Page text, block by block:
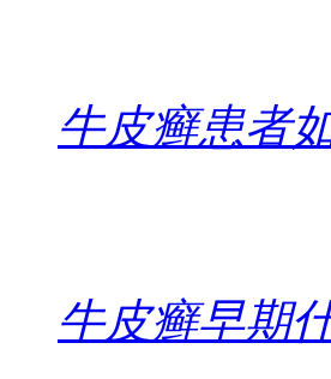
牛皮癣患者
牛皮癣早期